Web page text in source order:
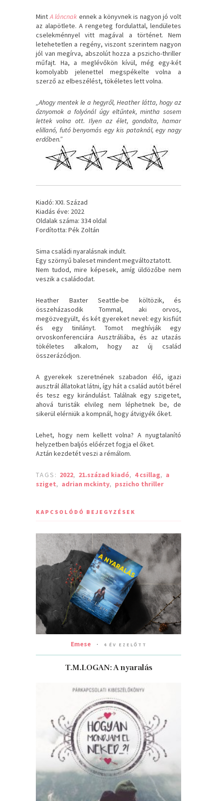
MintA láncnak ennek a könyvnek is nagyon jó volt
az alapötlete. A rengeteg fordulattal, lendületes
cselekménnyel vitt magával a történet. Nem
letehetetlen a regény, viszont szerintem nagyon
jól van megírva, abszolút hozza a pszicho-thriller
műfajt. Ha, a meglévőkön kívül, még egy-két
komolyabb jelenettel megspékelte volna a
szerző az elbeszélést, tökéletes lett volna.
„Ahogy mentek le a hegyről, Heather látta, hogy az
őznyomok a folyónál úgy eltűntek, mintha sosem
lettek volna ott. Ilyen az élet, gondolta, hamar
elillanó, futó benyomás egy kis pataknál, egy nagy
erdőben.”
Kiadó: XXI. Század
Kiadás éve: 2022
Oldalak száma: 334 oldal
Fordította: Pék Zoltán
Sima családi nyaralásnak indult.
Egy szörnyű baleset mindent megváltoztatott.
Nem tudod, mire képesek, amíg üldözőbe nem
veszik a családodat.
Heather Baxter Seattle-be költözik, és
összeházasodik Tommal, aki orvos,
megözvegyült, és két gyereket nevel: egy kisfiút
és egy tinilányt. Tomot meghívják egy
orvoskonferenciára Ausztráliába, és az utazás
tökéletes alkalom, hogy az új család
összerázódjon.
A gyerekek szeretnének szabadon élő, igazi
ausztrál állatokat látni, így hát a család autót bérel
és tesz egy kirándulást. Találnak egy szigetet,
ahová turisták elvileg nem léphetnek be, de
sikerül elérniük a kompnál, hogy átvigyék őket.
Lehet, hogy nem kellett volna? A nyugtalanító
helyzetben baljós előérzet fogja el őket.
Aztán kezdetét veszi a rémálom.
TAGS: 2022, 21.század kiadó, 4 csillag, a
sziget, adrian mckinty, pszicho thriller
KAPCSOLÓDÓ BEJEGYZÉSEK
Emese 4 ÉV EZELŐTT
T.M.LOGAN: A nyaralás